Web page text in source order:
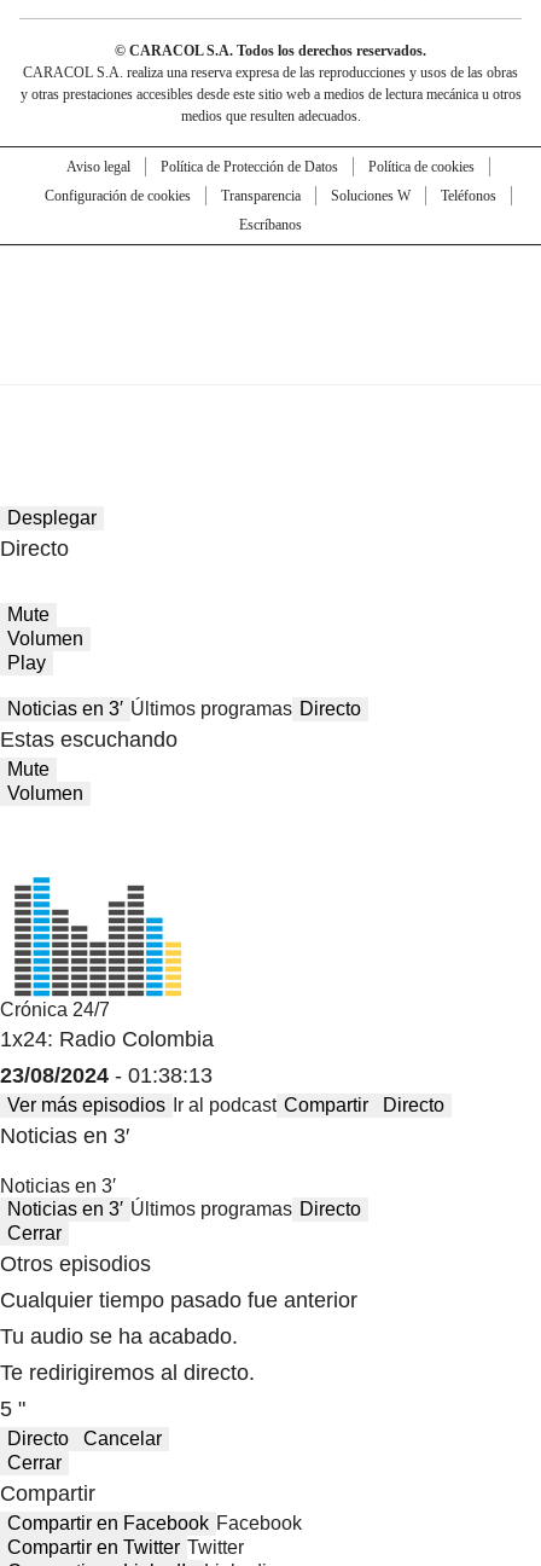
© CARACOL S.A. Todos los derechos reservados.
CARACOL S.A. realiza una reserva expresa de las reproducciones y usos de las obras
y otras prestaciones accesibles desde este sitio web a medios de lectura mecánica u otros
medios que resulten adecuados.
Aviso legal Política de Protección de Datos
Política de cookies
Configuración de cookies
Transparencia Soluciones W
Teléfonos
Escríbanos
Desplegar
Directo
Mute
Volumen
Play
Noticias en 3′ Últimos programas Directo
Estas escuchando
Mute
Volumen
Crónica 24/7
1x24: Radio Colombia
23/08/2024 - 01:38:13
Ver más episodios Ir al podcast Compartir Directo
Noticias en 3′
Noticias en 3′
Noticias en 3′ Últimos programas Directo
Cerrar
Otros episodios
Cualquier tiempo pasado fue anterior
Tu audio se ha acabado.
Te redirigiremos al directo.
5 "
Directo
Cancelar
Cerrar
Compartir
Compartir en Facebook Facebook
Compartir en Twitter Twitter